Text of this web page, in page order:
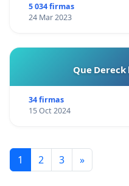
5 034 firmas
24 Mar 2023
Que
34 firmas
15 Oct 2024
1 2 3 »